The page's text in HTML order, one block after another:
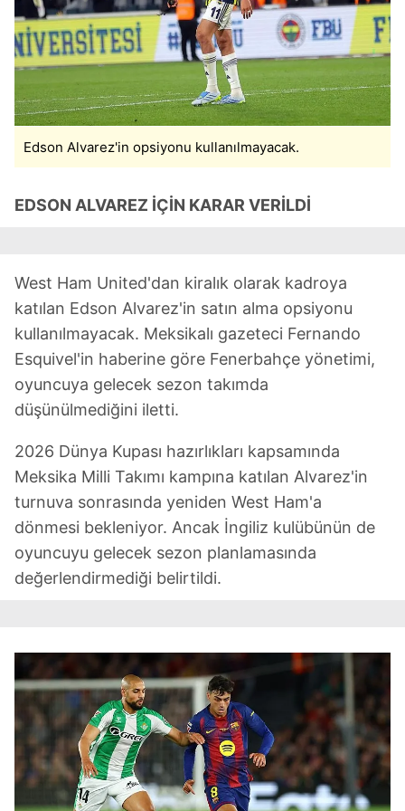
Çerezlere ilişkin tercihlerinizi aşağıda yer alan panel
vasıtasıyla belirleyebilirsiniz. Çerezlere ilişkin detaylı bilgi
için Ayarlar butonuna tıklayabilir,Çerez Bilgilendirme
Metnimizi
ziyaret edebilirsiniz.
6698 sayılı Kişisel Verilerin Korunması Kanunu uyarınca
hazırlanmış Aydınlatma Metnimizi okumak ve sitemizde
Edson Alvarez'in opsiyonu kullanılmayacak.
EDSON ALVAREZ İÇİN KARAR VERİLDİ
West Ham United'dan kiralık olarak kadroya
katılan Edson Alvarez'in satın alma opsiyonu
kullanılmayacak. Meksikalı gazeteci Fernando
Esquivel'in haberine göre Fenerbahçe yönetimi,
oyuncuya gelecek sezon takımda
düşünülmediğini iletti.
2026 Dünya Kupası hazırlıkları kapsamında
Meksika Milli Takımı kampına katılan Alvarez'in
turnuva sonrasında yeniden West Ham'a
dönmesi bekleniyor. Ancak İngiliz kulübünün de
oyuncuyu gelecek sezon planlamasında
değerlendirmediği belirtildi.